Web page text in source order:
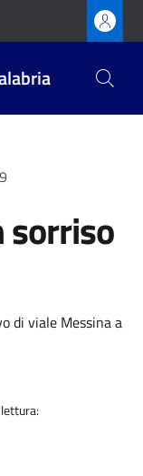
sorriso
di viale Messina a